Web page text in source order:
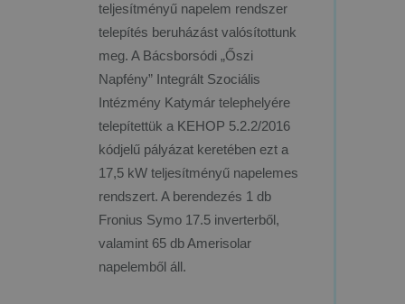
teljesítményű napelem rendszer
telepítés beruházást valósítottunk
meg. A Bácsborsódi „Őszi
Napfény” Integrált Szociális
Intézmény Katymár telephelyére
telepítettük a KEHOP 5.2.2/2016
kódjelű pályázat keretében ezt a
17,5 kW teljesítményű napelemes
rendszert. A berendezés 1 db
Fronius Symo 17.5 inverterből,
valamint 65 db Amerisolar
napelemből áll.